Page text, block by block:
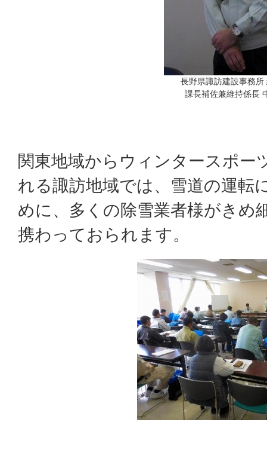
長野県諏訪建設事務所
課長補佐兼維持係長
関東地域からウィンタースポー
れる諏訪地域では、雪道の運転
めに、多くの除雪業者様がきめ
携わっておられます。